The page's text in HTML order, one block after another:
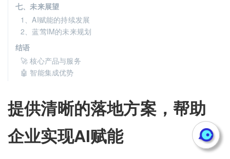
提供清晰的落地方案，帮助
企业实现AI赋能
七、未来展望
1、AI赋能的持续发展
2、蓝莺IM的未来规划
结语
🚀 核心产品与服务
🤖 智能集成优势